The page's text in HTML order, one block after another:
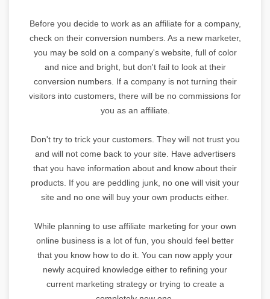
Before you decide to work as an affiliate for a company,
check on their conversion numbers. As a new marketer,
you may be sold on a company's website, full of color
and nice and bright, but don't fail to look at their
conversion numbers. If a company is not turning their
visitors into customers, there will be no commissions for
you as an affiliate.
Don't try to trick your customers. They will not trust you
and will not come back to your site. Have advertisers
that you have information about and know about their
products. If you are peddling junk, no one will visit your
site and no one will buy your own products either.
While planning to use affiliate marketing for your own
online business is a lot of fun, you should feel better
that you know how to do it. You can now apply your
newly acquired knowledge either to refining your
current marketing strategy or trying to create a